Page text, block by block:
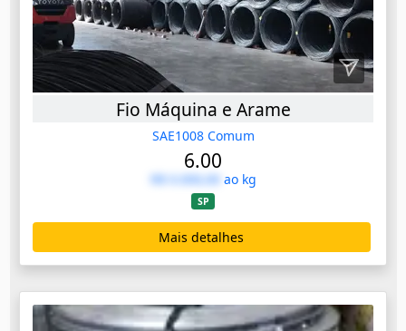
Fio Máquina e Arame
SAE1008 Comum
6.00
R$ 0.000,00 ao kg
SP
Mais detalhes